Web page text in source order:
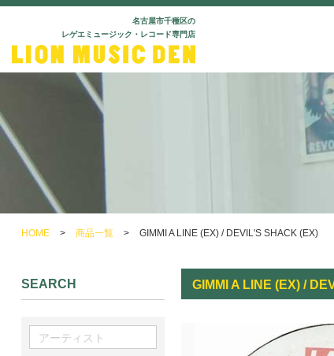
名古屋市千種区の
レゲエミュージック・レコード専門店
HOME > 商品一覧 > GIMMI A LINE (EX) / DEVIL'S SHACK (EX)
GIMMI A LINE (EX) /
SEARCH